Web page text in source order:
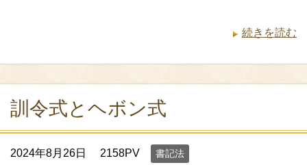
続きを読む
訓令式とヘボン式
2024年8月26日 2158PV 書記法